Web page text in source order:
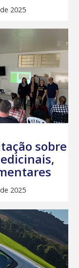
2025
sobre
2025